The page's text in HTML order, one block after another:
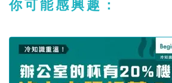
你可能感興趣：